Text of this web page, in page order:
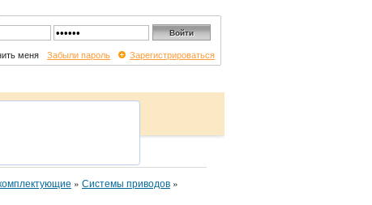
меня Забыли пароль Зарегистрироваться
» Системы приводов »